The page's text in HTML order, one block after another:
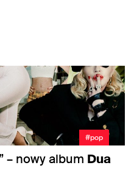
#pop
– nowy album Dua